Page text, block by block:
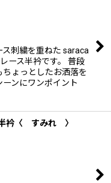
刺繍を重ねた saraca
ース半衿です。 普段
ょっとしたお洒落を
ンにワンポイント
衿〈 すみれ 〉